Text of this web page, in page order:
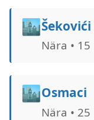
🏙️Šekovići
Nära • 15
🏙️Osmaci
Nära • 25